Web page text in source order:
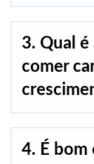
3. Qual é
comer
4. É bom